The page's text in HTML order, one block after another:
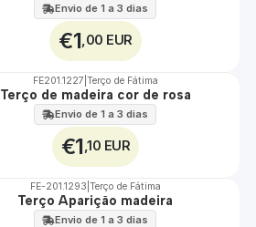
Envio de 1 a 3 dias
€1 ,00 EUR
FE201.1227 Terço de Fátima
Terço de madeira cor de rosa
Envio de 1 a 3 dias
€1 ,10 EUR
FE-201.1293 Terço de Fátima
Terço Aparição madeira
Envio de 1 a 3 dias